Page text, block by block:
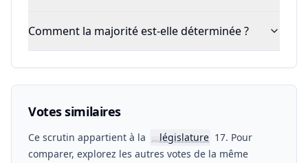
Comment la majorité est-elle déterminée ?
Votes similaires
Ce scrutin appartient à la 📖législature 17. Pour
comparer, explorez les autres votes de la même